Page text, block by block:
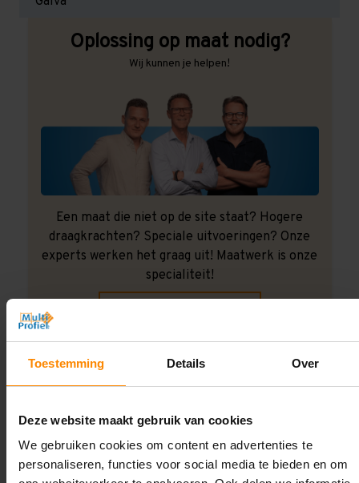
Toestemming Details Over
Deze website maakt gebruik van cookies
We gebruiken cookies om content en advertenties te
personaliseren, functies voor social media te bieden en om
Oplossing op maat nodig?
Wij kunnen je helpen!
Een maat die niet op de site staat? Hogere
draagkrachten? Speciale uitvoeringen? Onze
experts werken het graag uit! Maatwerk is onze
specialiteit!
Montage uitbesteden?